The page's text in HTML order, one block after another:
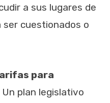
a sus lugares de
cuestionados o
para
Un plan legislativo